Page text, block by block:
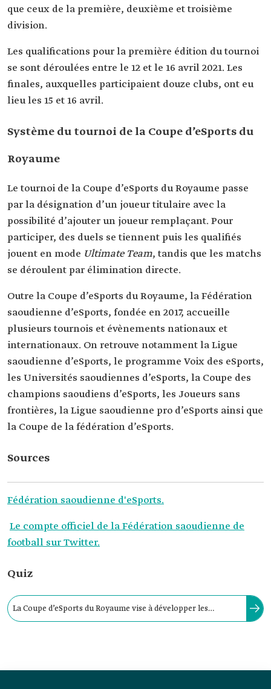
que ceux de la première, deuxième et troisième
division.
Les qualifications pour la première édition du tournoi
se sont déroulées entre le 12 et le 16 avril 2021. Les
finales, auxquelles participaient douze clubs, ont eu
lieu les 15 et 16 avril.
Système du tournoi de la Coupe d’eSports du
Royaume
Le tournoi de la Coupe d’eSports du Royaume passe
par la désignation d’un joueur titulaire avec la
possibilité d’ajouter un joueur remplaçant. Pour
participer, des duels se tiennent puis les qualifiés
jouent en mode Ultimate Team, tandis que les matchs
se déroulent par élimination directe.
Outre la Coupe d’eSports du Royaume, la Fédération
saoudienne d’eSports, fondée en 2017, accueille
plusieurs tournois et évènements nationaux et
internationaux. On retrouve notamment la Ligue
saoudienne d’eSports, le programme Voix des eSports,
les Universités saoudiennes d’eSports, la Coupe des
champions saoudiens d’eSports, les Joueurs sans
frontières, la Ligue saoudienne pro d’eSports ainsi que
la Coupe de la fédération d’eSports.
Sources
Fédération saoudienne d'eSports.
Le compte officiel de la Fédération saoudienne de
football sur Twitter.
Quiz
La Coupe d’eSports du Royaume vise à développer les
dans les compétitions internationales.